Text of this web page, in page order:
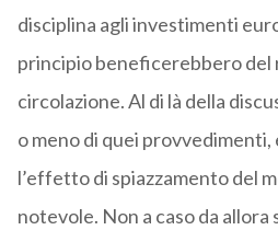
disciplina agli investimenti
principio beneficerebbero del
circolazione. Al di là della
o meno di quei
l’effetto di spiazzamento del
notevole. Non a caso da